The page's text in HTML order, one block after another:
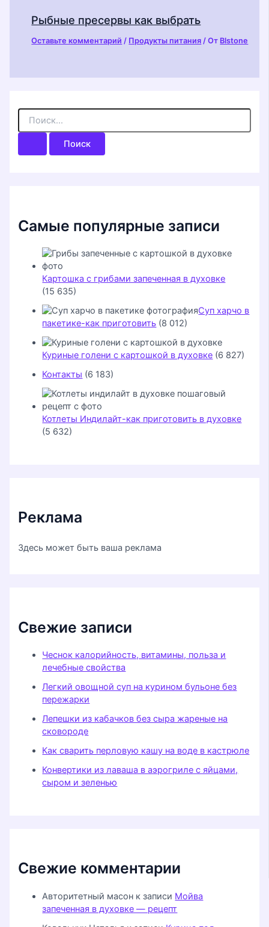
Рыбные пресервы как выбрать
Оставьте комментарий / Продукты питания / От Blstone
П
и
Самые популярные записи
Картошка с грибами запеченная в духовке
(15 635)
Суп харчо в
пакетике-как приготовить (8 012)
Куриные голени с картошкой в духовке (6 827)
Контакты (6 183)
Котлеты Индилайт-как приготовить в духовке
(5 632)
Реклама
Здесь может быть ваша реклама
Свежие записи
Чеснок калорийность, витамины, польза и
лечебные свойства
Легкий овощной суп на курином бульоне без
пережарки
Лепешки из кабачков без сыра жареные на
сковороде
Как сварить перловую кашу на воде в кастрюле
Конвертики из лаваша в аэрогриле с яйцами,
сыром и зеленью
Свежие комментарии
Авторитетный масон к записи Мойва
запеченная в духовке — рецепт